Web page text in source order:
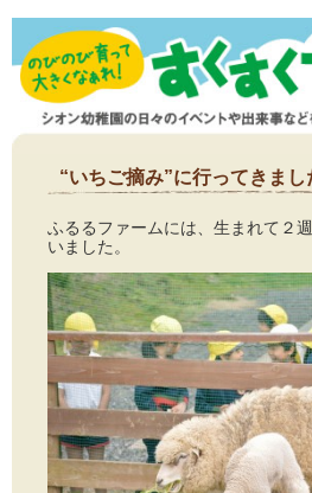
“いちご摘み”に行ってきま
ふるるファームには、生まれて２
いました。